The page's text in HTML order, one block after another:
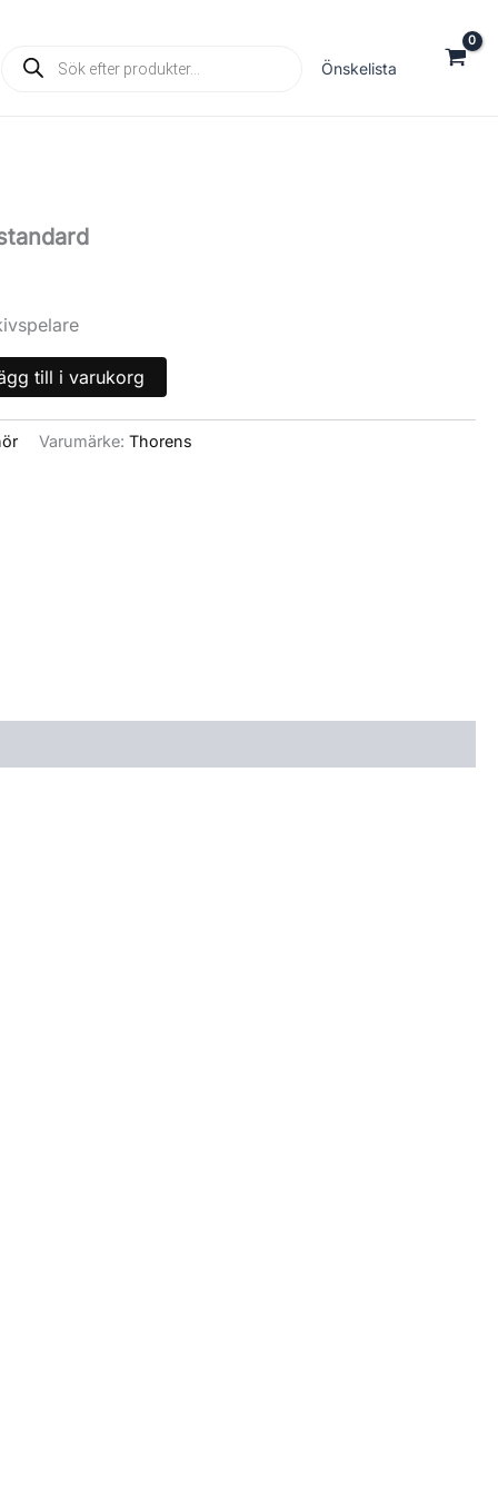
search
Önskelista
till i varukorg
Varumärke:Thorens